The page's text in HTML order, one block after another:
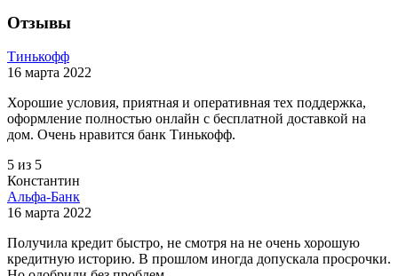
Отзывы
Тинькофф
16 марта 2022
Хорошие условия, приятная и оперативная тех поддержка,
оформление полностью онлайн с бесплатной доставкой на
дом. Очень нравится банк Тинькофф.
5 из 5
Константин
Альфа-Банк
16 марта 2022
Получила кредит быстро, не смотря на не очень хорошую
кредитную историю. В прошлом иногда допускала просрочки.